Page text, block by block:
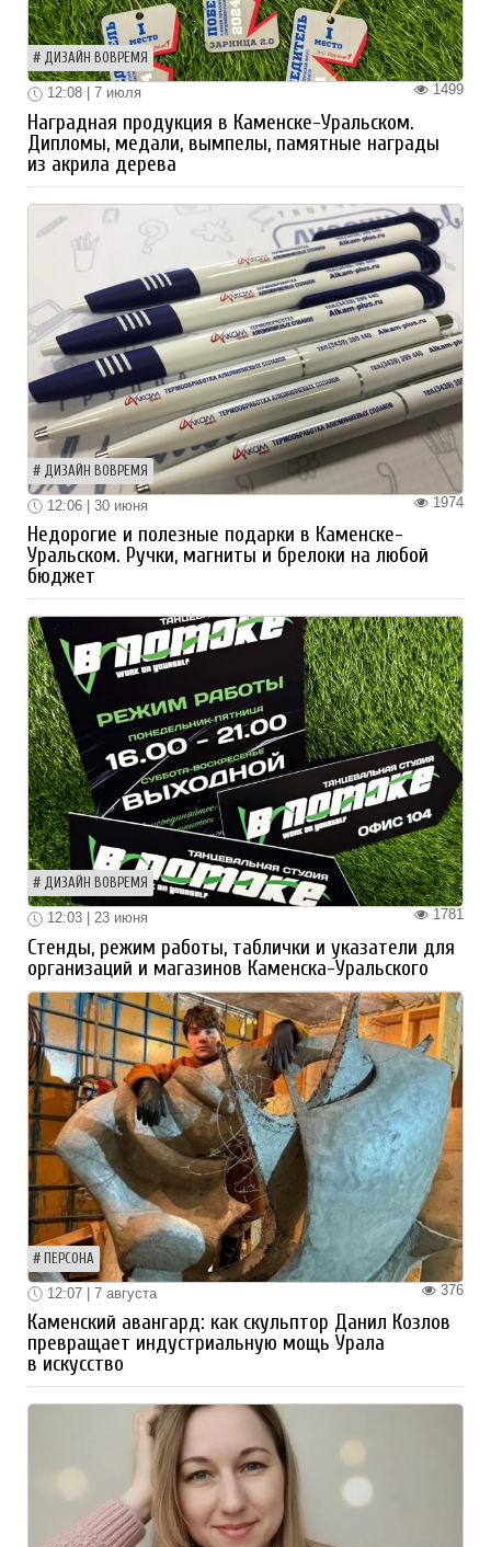
ДИЗАЙН ВОВРЕМЯ
1499
12:08 | 7 июля
Наградная продукция в Каменске-Уральском.
Дипломы, медали, вымпелы, памятные награды
из акрила дерева
ДИЗАЙН ВОВРЕМЯ
1974
12:06 | 30 июня
Недорогие и полезные подарки в Каменске-
Уральском. Ручки, магниты и брелоки на любой
бюджет
ДИЗАЙН ВОВРЕМЯ
1781
12:03 | 23 июня
Стенды, режим работы, таблички и указатели для
организаций и магазинов Каменска-Уральского
ПЕРСОНА
376
12:07 | 7 августа
Каменский авангард: как скульптор Данил Козлов
превращает индустриальную мощь Урала
в искусство